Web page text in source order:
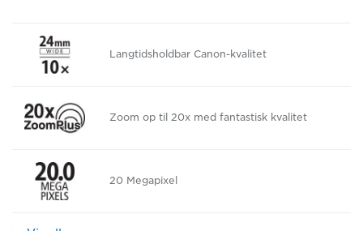
Langtidsholdbar Canon-kvalitet
Zoom op til 20x med fantastisk kvalitet
20 Megapixel